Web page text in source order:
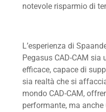
notevole risparmio di
L’esperienza di
Pegasus CAD-CAM
efficace, capace di
sia realtà che si
mondo CAD-CAM,
performante, ma anche